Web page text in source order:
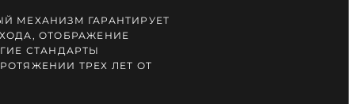
МЕХАНИЗМ ГАРАНТИРУЕТ
ОТОБРАЖЕНИЕ
СТАНДАРТЫ
ТРЕХ ЛЕТ ОТ